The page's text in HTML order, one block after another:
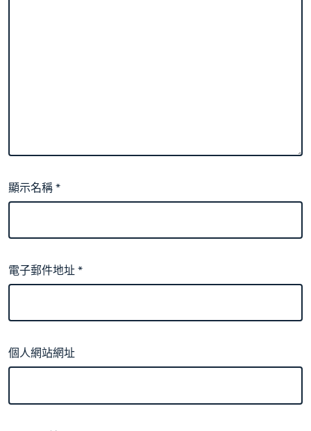
顯示名稱*
電子郵件地址*
個人網站網址